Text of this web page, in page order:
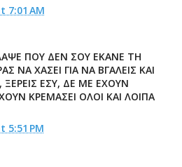
7:01 AM
ΠΟΥ ΔΕΝ ΣΟΥ ΕΚΑΝΕ ΤΗ
ΝΑ ΧΑΣΕΙ ΓΙΑ ΝΑ ΒΓΑΛΕΙΣ ΚΑΙ
ΕΣΥ, ΔΕ ΜΕ ΕΧΟΥΝ
ΚΡΕΜΑΣΕΙ ΟΛΟΙ ΚΑΙ ΛΟΙΠΑ
5:51 PM